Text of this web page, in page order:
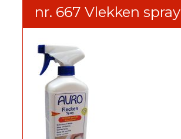
nr. 667 Vlekken spray